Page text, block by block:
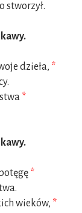
stworzył.
dzieła, *
*
*
wieków, *